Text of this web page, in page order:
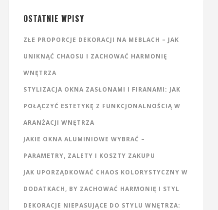
OSTATNIE WPISY
ZŁE PROPORCJE DEKORACJI NA MEBLACH – JAK
UNIKNĄĆ CHAOSU I ZACHOWAĆ HARMONIĘ
WNĘTRZA
STYLIZACJA OKNA ZASŁONAMI I FIRANAMI: JAK
POŁĄCZYĆ ESTETYKĘ Z FUNKCJONALNOŚCIĄ W
ARANŻACJI WNĘTRZA
JAKIE OKNA ALUMINIOWE WYBRAĆ –
PARAMETRY, ZALETY I KOSZTY ZAKUPU
JAK UPORZĄDKOWAĆ CHAOS KOLORYSTYCZNY W
DODATKACH, BY ZACHOWAĆ HARMONIĘ I STYL
DEKORACJE NIEPASUJĄCE DO STYLU WNĘTRZA: